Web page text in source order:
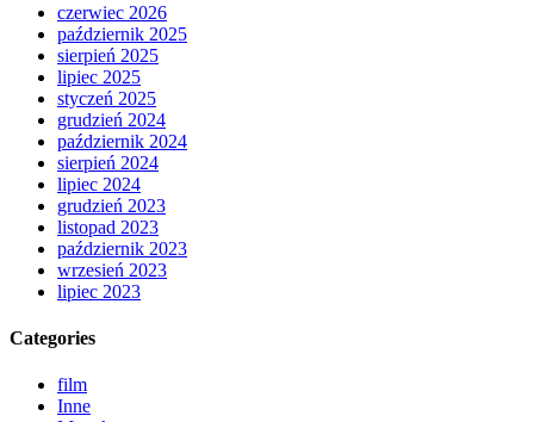
czerwiec 2026
październik 2025
sierpień 2025
lipiec 2025
styczeń 2025
grudzień 2024
październik 2024
sierpień 2024
lipiec 2024
grudzień 2023
listopad 2023
październik 2023
wrzesień 2023
lipiec 2023
Categories
film
Inne